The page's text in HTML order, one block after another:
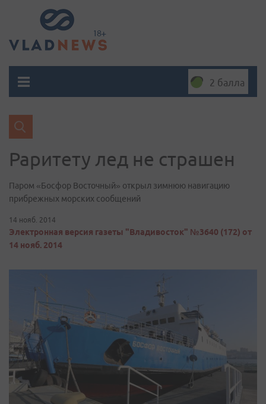
2 балла
Раритету лед не страшен
​Паром «Босфор Восточный» открыл зимнюю навигацию
прибрежных морских сообщений
14 нояб. 2014
Электронная версия газеты "Владивосток" №3640 (172) от
14 нояб. 2014